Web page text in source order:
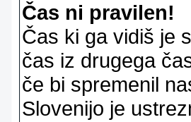
Čas ni pravilen!
Čas ki ga vidiš je
čas iz drugega
če bi spremenil
Slovenijo je